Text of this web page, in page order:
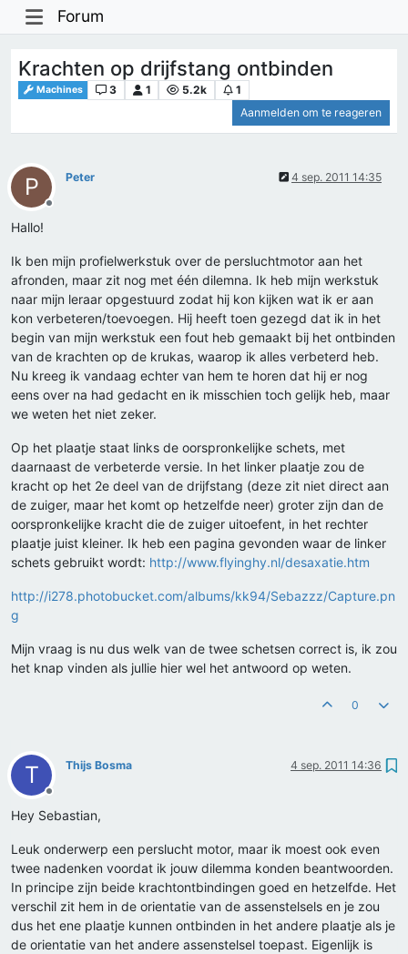
Forum
Krachten op drijfstang ontbinden
Machines 3 1 5.2k
1
Aanmelden om te reageren
P
Offline
Peter 4 sep. 2011 14:35
Hallo!
Ik ben mijn profielwerkstuk over de persluchtmotor aan het
afronden, maar zit nog met één dilemna. Ik heb mijn werkstuk
naar mijn leraar opgestuurd zodat hij kon kijken wat ik er aan
kon verbeteren/toevoegen. Hij heeft toen gezegd dat ik in het
begin van mijn werkstuk een fout heb gemaakt bij het ontbinden
van de krachten op de krukas, waarop ik alles verbeterd heb.
Nu kreeg ik vandaag echter van hem te horen dat hij er nog
eens over na had gedacht en ik misschien toch gelijk heb, maar
we weten het niet zeker.
Op het plaatje staat links de oorspronkelijke schets, met
daarnaast de verbeterde versie. In het linker plaatje zou de
kracht op het 2e deel van de drijfstang (deze zit niet direct aan
de zuiger, maar het komt op hetzelfde neer) groter zijn dan de
oorspronkelijke kracht die de zuiger uitoefent, in het rechter
plaatje juist kleiner. Ik heb een pagina gevonden waar de linker
schets gebruikt wordt: http://www.flyinghy.nl/desaxatie.htm
http://i278.photobucket.com/albums/kk94/Sebazzz/Capture.pn
g
Mijn vraag is nu dus welk van de twee schetsen correct is, ik zou
het knap vinden als jullie hier wel het antwoord op weten.
0
T
Offline
Thijs Bosma 4 sep. 2011 14:36
Hey Sebastian,
Leuk onderwerp een perslucht motor, maar ik moest ook even
twee nadenken voordat ik jouw dilemma konden beantwoorden.
In principe zijn beide krachtontbindingen goed en hetzelfde. Het
verschil zit hem in de orientatie van de assenstelsels en je zou
dus het ene plaatje kunnen ontbinden in het andere plaatje als je
de orientatie van het andere assenstelsel toepast. Eigenlijk is